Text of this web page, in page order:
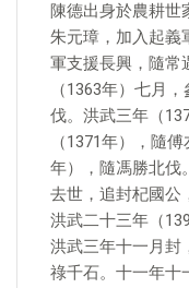
陳德出身於農耕世
朱元璋，加入起義
軍支援長興，隨常
（1363年）七月
伐。洪武三年（
（1371年），隨
年），隨馮勝北伐
去世，追封杞國公
洪武二十三年（
洪武三年十一月封
祿千石。十一年十